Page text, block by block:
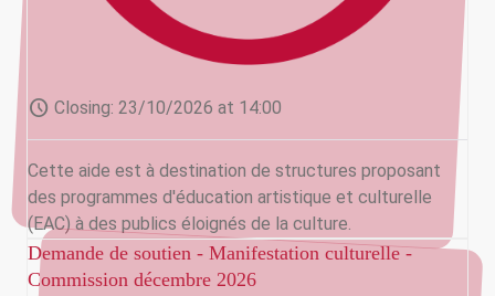
schedule Closing: 23/10/2026 at 14:00
Cette aide est à destination de structures proposant
des programmes d'éducation artistique et culturelle
(EAC) à des publics éloignés de la culture.
Demande de soutien - Manifestation culturelle -
Commission décembre 2026